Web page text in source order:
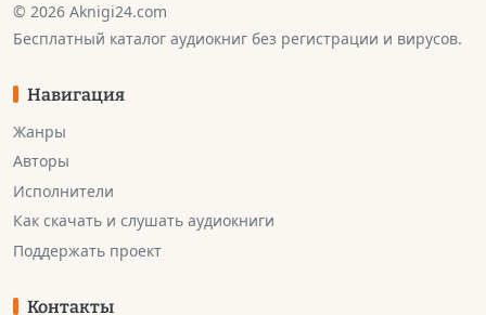
© 2026 Aknigi24.com
Бесплатный каталог аудиокниг без регистрации и вирусов.
Навигация
Жанры
Авторы
Исполнители
Как скачать и слушать аудиокниги
Поддержать проект
Контакты